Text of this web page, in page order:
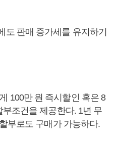
도 판매 증가세를 유지하기
100만 원 즉시할인 혹은 8
조건을 제공한다. 1년 무
부로도 구매가 가능하다.